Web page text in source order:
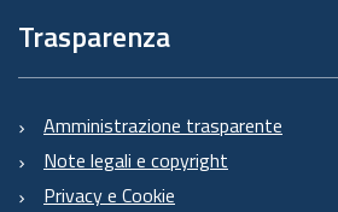
Trasparenza
Amministrazione trasparente
Note legali e copyright
Privacy e Cookie